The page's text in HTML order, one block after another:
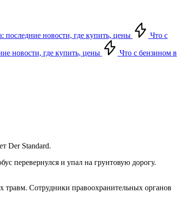
последние новости, где купить, цены Что с
новости, где купить, цены
Что с бензином в
Der Standard.
перевернулся и упал на грунтовую дорогу.
травм. Сотрудники правоохранительных органов